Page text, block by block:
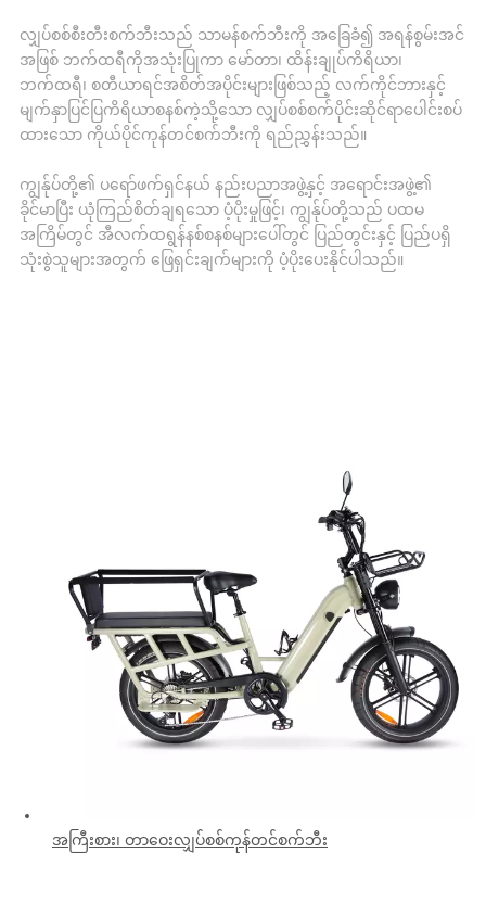
လျှပ်စစ်စီးတီးစက်ဘီးသည် သာမန်စက်ဘီးကို အခြေခံ၍ အရန်စွမ်းအင်
အဖြစ် ဘက်ထရီကိုအသုံးပြုကာ မော်တာ၊ ထိန်းချုပ်ကိရိယာ၊
ဘက်ထရီ၊ စတီယာရင်အစိတ်အပိုင်းများဖြစ်သည့် လက်ကိုင်ဘားနှင့်
မျက်နှာပြင်ပြကိရိယာစနစ်ကဲ့သို့သော လျှပ်စစ်စက်ပိုင်းဆိုင်ရာပေါင်းစပ်
ထားသော ကိုယ်ပိုင်ကုန်တင်စက်ဘီးကို ရည်ညွှန်းသည်။
ကျွန်ုပ်တို့၏ ပရော်ဖက်ရှင်နယ် နည်းပညာအဖွဲ့နှင့် အရောင်းအဖွဲ့၏
ခိုင်မာပြီး ယုံကြည်စိတ်ချရသော ပံ့ပိုးမှုဖြင့်၊ ကျွန်ုပ်တို့သည် ပထမ
အကြိမ်တွင် အီလက်ထရွန်နစ်စနစ်များပေါ်တွင် ပြည်တွင်းနှင့် ပြည်ပရှိ
သုံးစွဲသူများအတွက် ဖြေရှင်းချက်များကို ပံ့ပိုးပေးနိုင်ပါသည်။
အကြီးစား၊ တာဝေးလျှပ်စစ်ကုန်တင်စက်ဘီး